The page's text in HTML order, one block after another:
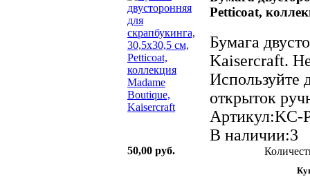
Petticoat,
Бумага
Kaisercraft.
Используйте
открыток
Артикул:KC-
В наличии:3
50,00 руб.